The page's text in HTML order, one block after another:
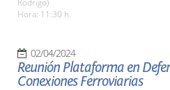
Rodrigo)
Hora: 11:30 h.
02/04/2024
Reunión Plataforma en
Conexiones Ferroviarias